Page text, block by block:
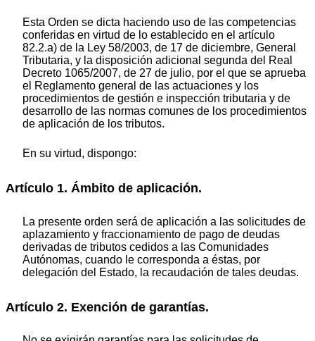
Esta Orden se dicta haciendo uso de las competencias
conferidas en virtud de lo establecido en el artículo
82.2.a) de la Ley 58/2003, de 17 de diciembre, General
Tributaria, y la disposición adicional segunda del Real
Decreto 1065/2007, de 27 de julio, por el que se aprueba
el Reglamento general de las actuaciones y los
procedimientos de gestión e inspección tributaria y de
desarrollo de las normas comunes de los procedimientos
de aplicación de los tributos.
En su virtud, dispongo:
Artículo 1. Ámbito de aplicación.
La presente orden será de aplicación a las solicitudes de
aplazamiento y fraccionamiento de pago de deudas
derivadas de tributos cedidos a las Comunidades
Autónomas, cuando le corresponda a éstas, por
delegación del Estado, la recaudación de tales deudas.
Artículo 2. Exención de garantías.